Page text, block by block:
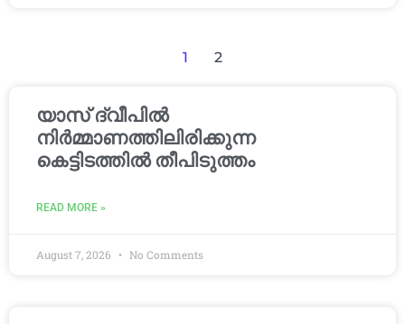
1 2
യാസ് ദ്വീപിൽ
നിർമ്മാണത്തിലിരിക്കുന്ന
കെട്ടിടത്തിൽ തീപിടുത്തം
READ MORE »
August 7, 2026 No Comments